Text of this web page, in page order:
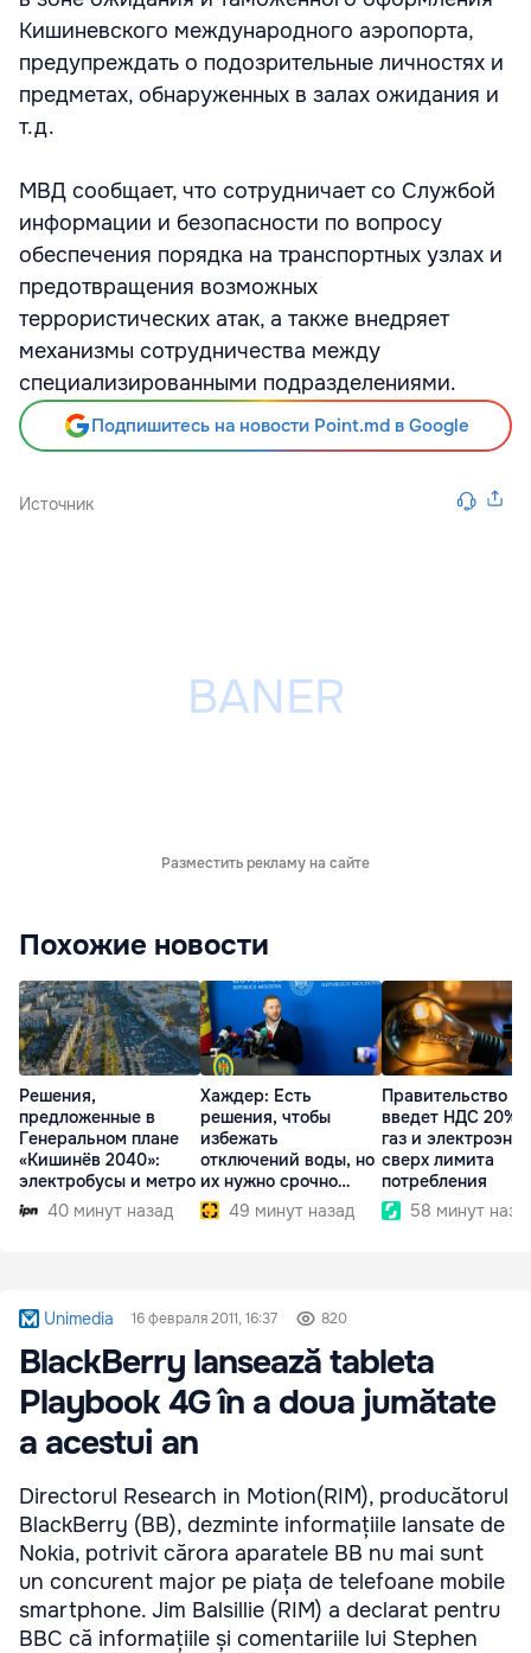
Кишиневского международного аэропорта,
предупреждать о подозрительные личностях и
предметах, обнаруженных в залах ожидания и
т.д.
МВД сообщает, что сотрудничает со Службой
информации и безопасности по вопросу
обеспечения порядка на транспортных узлах и
предотвращения возможных
террористических атак, а также внедряет
механизмы сотрудничества между
специализированными подразделениями.
Подпишитесь на новости Point.md в Google
Источник
Разместить рекламу на сайте
Похожие новости
Решения,
предложенные в
Генеральном плане
«Кишинёв 2040»:
электробусы и метро
40 минут назад
Хаждер: Есть
решения, чтобы
избежать
отключений воды, но
их нужно срочно
внедрить
49 минут назад
Правительство
введет НДС 20%
газ и
сверх лимита
потребления
58 минут
Unimedia 16 февраля 2011, 16:37 820
BlackBerry lansează tableta
Playbook 4G în a doua jumătate
a acestui an
Directorul Research in Motion(RIM), producătorul
BlackBerry (BB), dezminte informațiile lansate de
Nokia, potrivit cărora aparatele BB nu mai sunt
un concurent major pe piața de telefoane mobile
smartphone. Jim Balsillie (RIM) a declarat pentru
BBC că informațiile și comentariile lui Stephen